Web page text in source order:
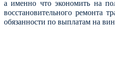
а именно что экономить на
восстановительного ремонта
обязанности по выплатам на